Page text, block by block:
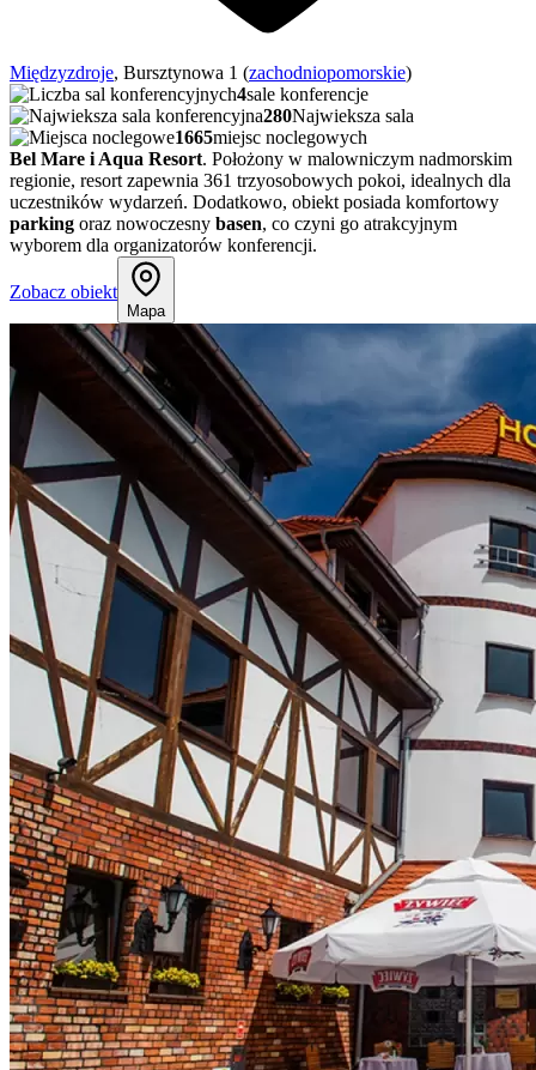
Międzyzdroje, Bursztynowa 1 (zachodniopomorskie)
4sale konferencje
280Najwieksza sala
1665miejsc noclegowych
Bel Mare i Aqua Resort. Położony w malowniczym nadmorskim
regionie, resort zapewnia 361 trzyosobowych pokoi, idealnych dla
uczestników wydarzeń. Dodatkowo, obiekt posiada komfortowy
parking oraz nowoczesny basen, co czyni go atrakcyjnym
wyborem dla organizatorów konferencji.
Zobacz obiekt
Mapa